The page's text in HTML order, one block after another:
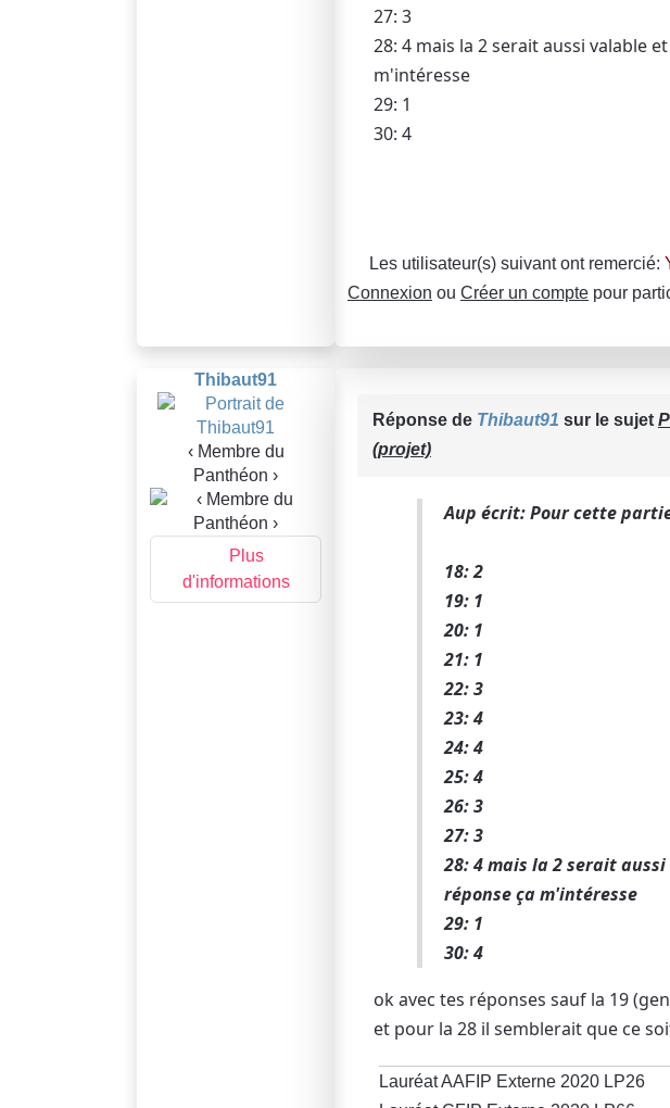
27: 3
28: 4 mais la 2 serait aussi valable
m'intéresse
29: 1
30: 4
Les utilisateur(s) suivant ont remercié:
Connexion ou Créer un compte pour
Thibaut91
‹ Membre du
Panthéon ›
Plus
d'informations
Réponse de Thibaut91 sur le sujet
(projet)
Aup écrit: Pour cette
18: 2
19: 1
20: 1
21: 1
22: 3
23: 4
24: 4
25: 4
26: 3
27: 3
28: 4 mais la 2 serait
réponse ça m'intéresse
29: 1
30: 4
ok avec tes réponses sauf la 19
et pour la 28 il semblerait que ce
Lauréat AAFIP Externe 2020 LP26